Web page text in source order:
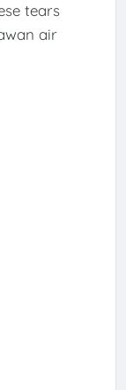
tears
air